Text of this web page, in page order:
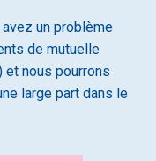
un problème
de mutuelle
et nous pourrons
large part dans le